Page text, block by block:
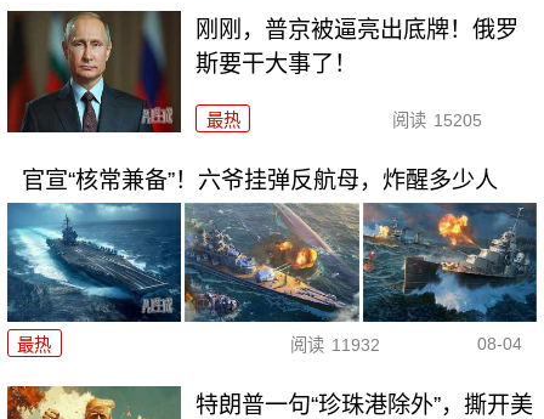
刚刚，普京被逼亮出底牌！俄罗
斯要干大事了！
最热 阅读 15205
官宣“核常兼备”！六爷挂弹反航母，炸醒多少人
最热 阅读 11932 08-04
特朗普一句“珍珠港除外”，撕开美